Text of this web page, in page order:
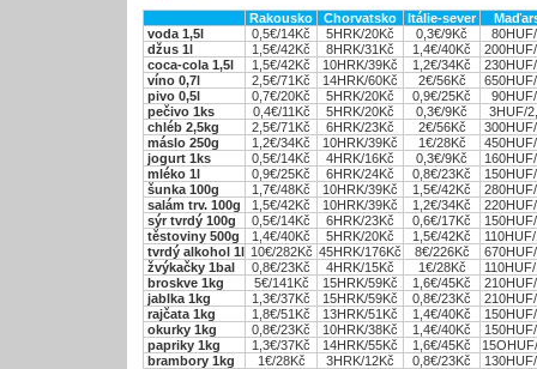
Rakousko Chorvatsko Itálie-sever
voda 1,5l
0,5€/14Kč 5HRK/20Kč 0,3€/9Kč
džus 1l
1,5€/42Kč 8HRK/31Kč 1,4€/40Kč
coca-cola 1,5l
1,5€/42Kč 10HRK/39Kč 1,2€/34Kč
víno 0,7l
2,5€/71Kč 14HRK/60Kč 2€/56Kč
pivo 0,5l
0,7€/20Kč 5HRK/20Kč 0,9€/25Kč
pečivo 1ks
0,4€/11Kč 5HRK/20Kč 0,3€/9Kč
3HUF/
chléb 2,5kg
2,5€/71Kč 6HRK/23Kč 2€/56Kč
máslo 250g
1,2€/34Kč 10HRK/39Kč 1€/28Kč
jogurt 1ks
0,5€/14Kč 4HRK/16Kč 0,3€/9Kč
mléko 1l
0,9€/25Kč 6HRK/24Kč 0,8€/23Kč
šunka 100g
1,7€/48Kč 10HRK/39Kč 1,5€/42Kč
salám trv. 100g
1,5€/42Kč 10HRK/39Kč 1,2€/34Kč
sýr tvrdý 100g
0,5€/14Kč 6HRK/23Kč 0,6€/17Kč
těstoviny 500g
1,4€/40Kč 5HRK/20Kč 1,5€/42Kč
tvrdý alkohol 1l 10€/282Kč 45HRK/176Kč 8€/226Kč
žvýkačky 1bal
0,8€/23Kč 4HRK/15Kč 1€/28Kč
broskve 1kg
5€/141Kč 15HRK/59Kč 1,6€/45Kč
jablka 1kg
1,3€/37Kč 15HRK/59Kč 0,8€/23Kč
rajčata 1kg
1,8€/51Kč 13HRK/51Kč 1,4€/40Kč
okurky 1kg
0,8€/23Kč 10HRK/38Kč 1,4€/40Kč
papriky 1kg
1,3€/37Kč 14HRK/55Kč 1,6€/45Kč
brambory 1kg
1€/28Kč 3HRK/12Kč 0,8€/23Kč